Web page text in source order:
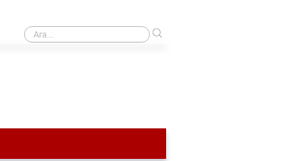
Bes'te erken emekli olmak için kaç yıl çalışmanız gerekiyor?